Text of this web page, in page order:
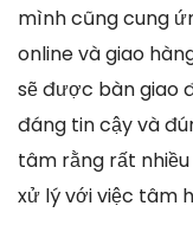
mình cũng cung
online và giao
sẽ được bàn giao
đáng tin cậy và
tâm rằng rất
xử lý với việc tâm